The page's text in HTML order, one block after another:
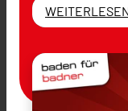
WEITERLESEN